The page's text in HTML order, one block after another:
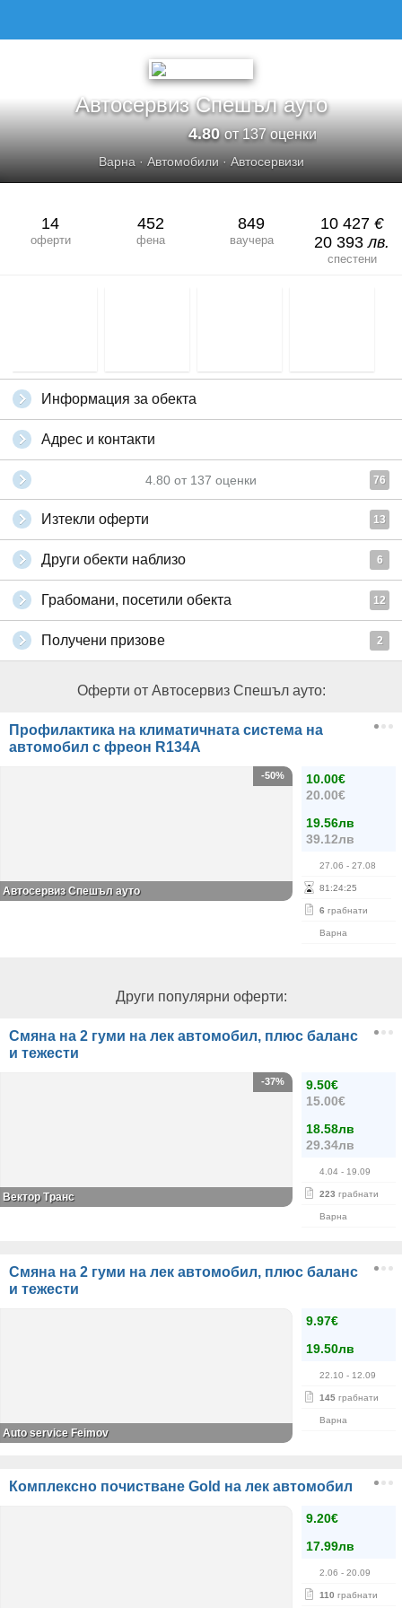
Автосервиз Спешъл ауто
4.80от 137 оценки
Варна·Автомобили·Автосервизи
14
оферти
452
фена
849
ваучера
10 427 €
20 393лв.
спестени
Информация за обекта
Адрес и контакти
4.80 от 137 оценки 76
Изтекли оферти 13
Други обекти наблизо 6
Грабомани, посетили обекта 12
Получени призове 2
Оферти от Автосервиз Спешъл ауто:
Профилактика на климатичната система на
автомобил с фреон R134А
10.00€
20.00€
19.56лв
39.12лв
27.06 - 27.08
81 :24:25
6 грабнати
Варна
-50%
Автосервиз Спешъл ауто
Други популярни оферти:
Смяна на 2 гуми на лек автомобил, плюс баланс
и тежести
9.50€
15.00€
18.58лв
29.34лв
4.04 - 19.09
223 грабнати
Варна
-37%
Вектор Транс
Смяна на 2 гуми на лек автомобил, плюс баланс
и тежести
9.97€
19.50лв
22.10 - 12.09
145 грабнати
Варна
Auto service Feimov
Комплексно почистване Gold на лек автомобил
9.20€
17.99лв
2.06 - 20.09
110 грабнати